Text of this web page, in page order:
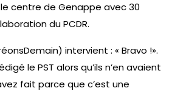
centre de Genappe avec 30
du PCDR.
intervient : « Bravo !».
le PST alors qu’ils n’en avaient
fait parce que c’est une